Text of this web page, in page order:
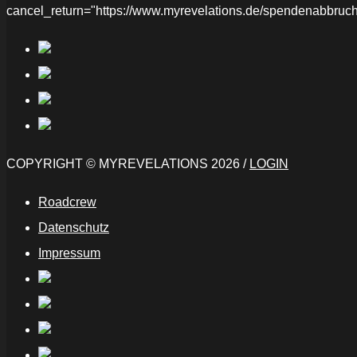
cancel_return="https://www.myrevelations.de/
COPYRIGHT © MYREVELATIONS 2026 / LOGIN
Roadcrew
Datenschutz
Impressum